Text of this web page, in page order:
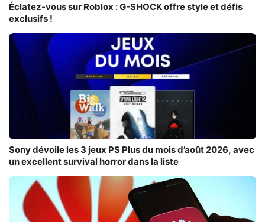
Éclatez-vous sur Roblox : G-SHOCK offre style et défis
exclusifs !
Sony dévoile les 3 jeux PS Plus du mois d’août 2026, avec
un excellent survival horror dans la liste